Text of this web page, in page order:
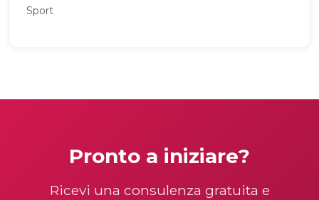
Sport
Pronto a iniziare?
Ricevi una consulenza gratuita e